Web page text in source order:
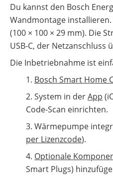
Du kannst den Bosch
Wandmontage
(100 × 100 × 29 mm). Die
USB-C, der Netzanschluss
Die Inbetriebnahme ist
Bosch Smart Home
System in derApp
Code-Scan einrichten.
Wärmepumpe
per Lizenzcode).
Optionale
Smart Plugs) hinzufü